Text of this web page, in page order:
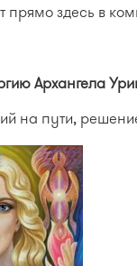
здесь в
Архангела
на пути,